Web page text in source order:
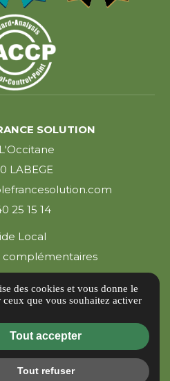
SOLUTION
LABEGE
25 15 14
Local
complémentaires
légales
confidentialité
des cookies et vous donne le
ceux que vous souhaitez activer
Tout accepter
Tout refuser